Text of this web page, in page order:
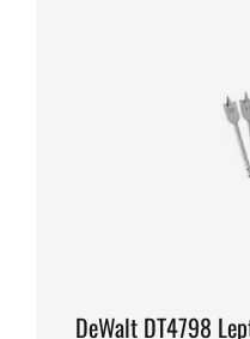
DeWalt DT4798